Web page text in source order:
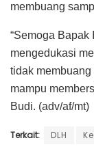
membuang
“Semoga Bapak
mengedukasi
tidak
mampu
Budi. (adv/af/mt)
Terkait: DLH